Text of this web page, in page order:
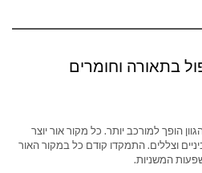
בתאורה וחומרים
הופך למורכב יותר. כל מקור אור יוצר
וצללים. התמקדו קודם כל במקור האור
המשניות.